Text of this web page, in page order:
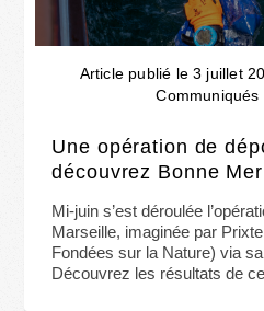
Article publié le 3 juillet
Communiqués
Une opération de
découvrez Bonne
Mi-juin s’est déroulée
Marseille, imaginée par
Fondées sur la Nature) via
Découvrez les résultats de